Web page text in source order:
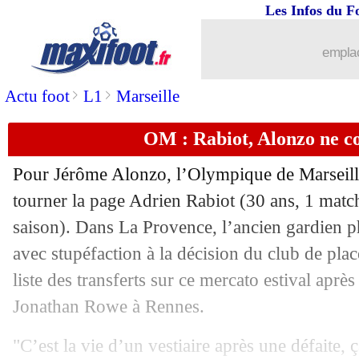
Actu foot> L1 > Marseille
Les Infos du
OM : Rabiot, Alonzo ne
Pour Jérôme Alonzo, l’Olympique de
tourner la page Adrien Rabiot (30 ans, 1
saison). Dans La Provence, l’ancien gardien
avec stupéfaction à la décision du club de
liste des transferts sur ce mercato estival
Jonathan Rowe à Rennes.
"C’est la vie d’un vestiaire après une défaite,
Sondage MF : l'OM doit vendre Rowe
20/08 Real: Mbappé, Xabi Alonso voit un
20/08 Palace: le départ d'Eze se confirme
20/08 TFC: un jeune buteur argentin
Juve : Nottingham avance pour
20/08 Tottenham : insultes racistes, Tel
Inter : tension entre Pavard et la